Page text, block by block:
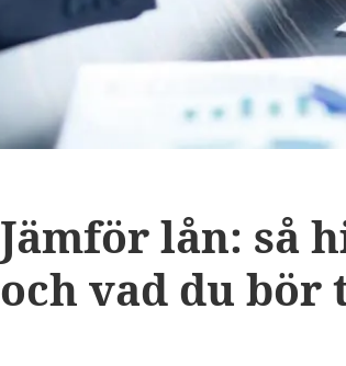
Jämför lån: så
och vad du bör